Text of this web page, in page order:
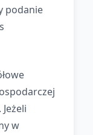
podanie
w